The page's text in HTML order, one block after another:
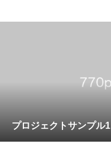
プロジェクトサンプル1